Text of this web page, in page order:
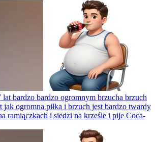
lat bardzo bardzo ogromnym brzucha brzuch
jak ogromna piłka i brzuch jest bardzo twardy
ramiączkach i siedzi na krześle i pije Coca-